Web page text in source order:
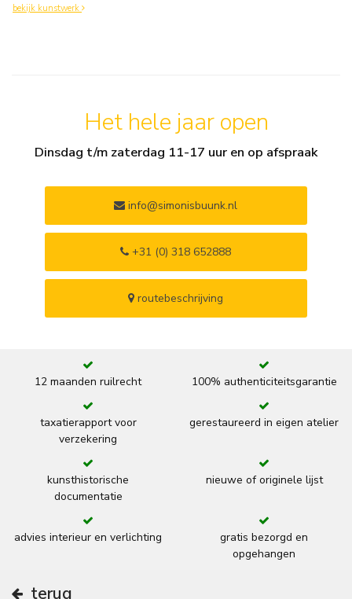
bekijk kunstwerk
Het hele jaar open
Dinsdag t/m zaterdag 11-17 uur en op afspraak
info@simonisbuunk.nl
+31 (0) 318 652888
routebeschrijving
12 maanden ruilrecht 100% authenticiteitsgarantie
taxatierapport voor
verzekering
gerestaureerd in eigen atelier
kunsthistorische
documentatie
nieuwe of originele lijst
advies interieur en verlichting
gratis bezorgd en
opgehangen
terug